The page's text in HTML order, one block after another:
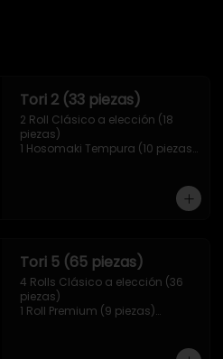
Tori 2 (33 piezas)
2 Roll Clásico a elección (18
piezas)
1 Hosomaki Tempura (10 piezas)
Tori 5 (65 piezas)
4 Rolls Clásico a elección (36
piezas)
1 Roll Premium (9 piezas)